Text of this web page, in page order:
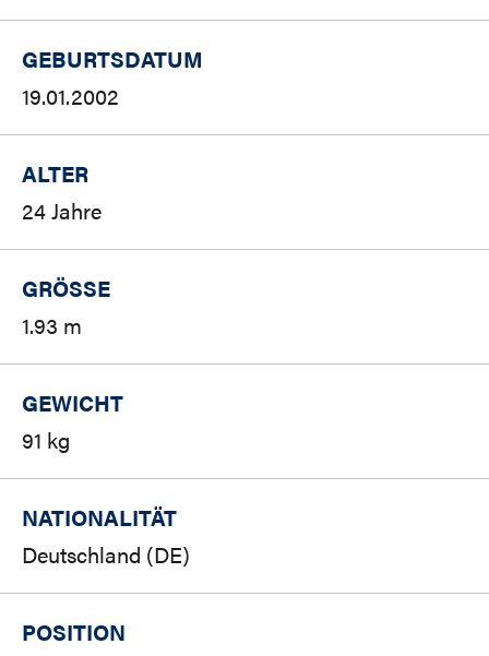
GEBURTSDATUM
19.01.2002
ALTER
24 Jahre
GRÖSSE
1.93 m
GEWICHT
91 kg
NATIONALITÄT
Deutschland (DE)
POSITION